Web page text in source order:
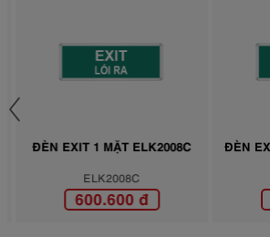
ĐÈN EXIT 1 MẶT ELK2008C
ELK2008C
600.600 đ
ĐÈN